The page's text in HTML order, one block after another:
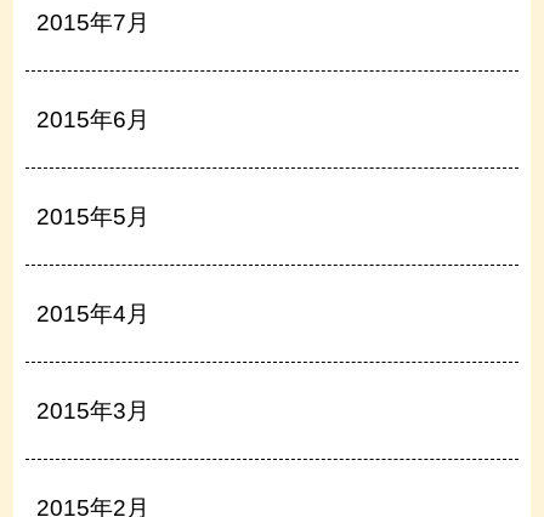
2015年7月
2015年6月
2015年5月
2015年4月
2015年3月
2015年2月